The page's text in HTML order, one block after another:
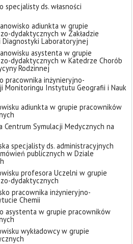
specjalisty ds. własności
adiunkta w grupie
dydaktycznych w Zakładzie
Laboratoryjnej
asystenta w grupie
dydaktycznych w Katedrze Chorób
Rodzinnej
pracownika inżynieryjno-
Monitoringu Instytutu Geografii i Nauk
adiunkta w grupie pracowników
Centrum Symulacji Medycznych na
specjalisty ds. administracyjnych
publicznych w Dziale
profesora Uczelni w grupie
dydaktycznych
pracownika inżynieryjno-
Chemii
asystenta w grupie pracowników
wykładowcy w grupie